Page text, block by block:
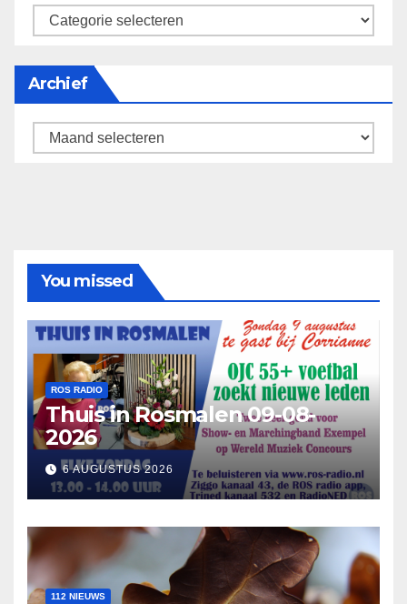
categorieën
Archief
Archief
You missed
ROS RADIO
Thuis in Rosmalen 09-08-
2026
6 AUGUSTUS 2026
112 NIEUWS